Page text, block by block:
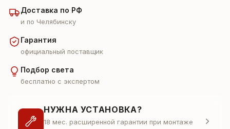
Доставка по РФ
и по Челябинску
Гарантия
официальный поставщик
Подбор света
бесплатно с экспертом
НУЖНА УСТАНОВКА?
18 мес. расширенной гарантии при монтаже